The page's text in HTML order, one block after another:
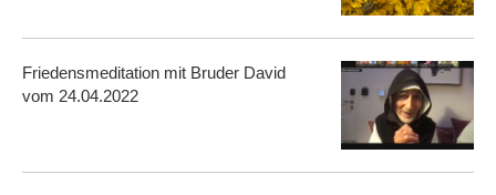
Friedensmeditation mit Bruder David
vom 24.04.2022